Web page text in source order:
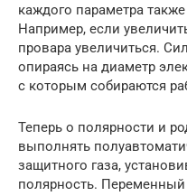
каждого параметра
Например, если
провара увеличиться.
опираясь на диаметр
с которым собираются
Теперь о полярности и
выполнять
защитного газа,
полярность.